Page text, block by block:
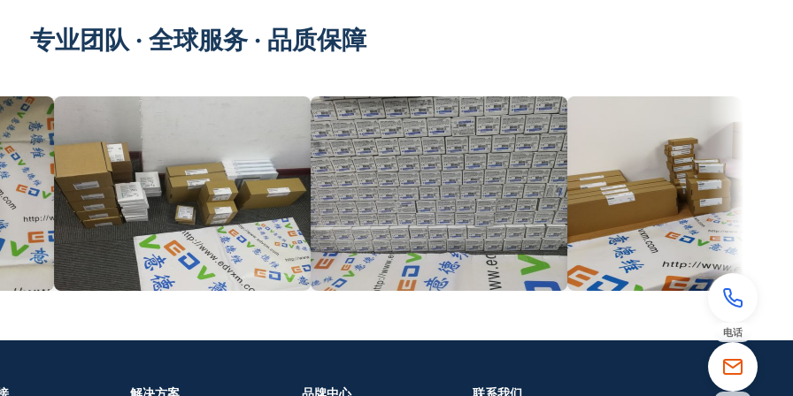
专业团队 · 全球服务 · 品质保障
解决方案 品牌中心 联系我们
电话